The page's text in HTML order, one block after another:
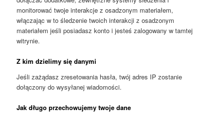
monitorować twoje interakcje z osadzonym materiałem,
włączając w to śledzenie twoich interakcji z osadzonym
materiałem jeśli posiadasz konto i jesteś zalogowany w tamtej
witrynie.
Z kim dzielimy się danymi
Jeśli zażądasz zresetowania hasła, twój adres IP zostanie
dołączony do wysyłanej wiadomości.
Jak długo przechowujemy twoje dane